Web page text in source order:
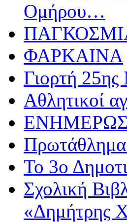
Ομήρου…
ΦΑΡΚΑΙΝΑ
Γιορτή
Αθλητικoί
Το 3ο
Σχολική
«Δημήτρης